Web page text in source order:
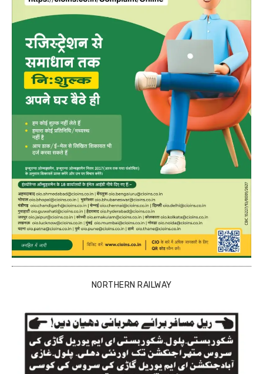
NORTHERN RAILWAY